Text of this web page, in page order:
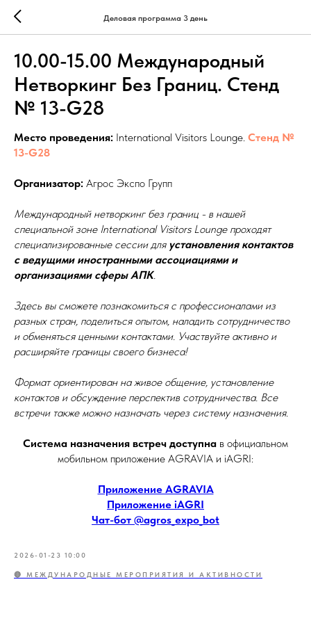
Деловая программа 3 день
10.00-15.00 Международный
Нетворкинг Без Границ. Стенд
№ 13-G28
Место проведения: International Visitors Lounge. Стенд №
13-G28
Организатор: Агрос Экспо Групп
Международный нетворкинг без границ - в нашей
специальной зоне International Visitors Lounge проходят
специализированные сессии для установления контактов
с ведущими иностранными ассоциациями и
организациями сферы АПК.
Здесь вы сможете познакомиться с профессионалами из
разных стран, поделиться опытом, наладить сотрудничество
и обменяться ценными контактами. Участвуйте активно и
расширяйте границы своего бизнеса!
Формат ориентирован на живое общение, установление
контактов и обсуждение перспектив сотрудничества. Все
встречи также можно назначать через систему назначения.
Система назначения встреч доступна в официальном
мобильном приложение AGRAVIA и iAGRI:
Приложение AGRAVIA
Приложение iAGRI
Чат-бот @agros_expo_bot
2026-01-23 10:00
🔴 МЕЖДУНАРОДНЫЕ МЕРОПРИЯТИЯ И АКТИВНОСТИ